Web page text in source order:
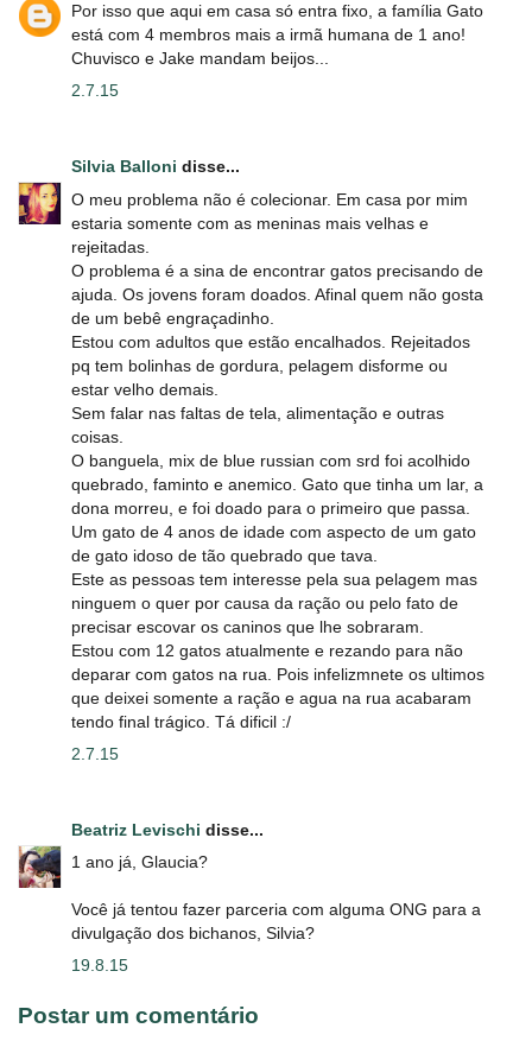
Por isso que aqui em casa só entra fixo, a família Gato
está com 4 membros mais a irmã humana de 1 ano!
Chuvisco e Jake mandam beijos...
2.7.15
Silvia Balloni disse...
O meu problema não é colecionar. Em casa por mim
estaria somente com as meninas mais velhas e
rejeitadas.
O problema é a sina de encontrar gatos precisando de
ajuda. Os jovens foram doados. Afinal quem não gosta
de um bebê engraçadinho.
Estou com adultos que estão encalhados. Rejeitados
pq tem bolinhas de gordura, pelagem disforme ou
estar velho demais.
Sem falar nas faltas de tela, alimentação e outras
coisas.
O banguela, mix de blue russian com srd foi acolhido
quebrado, faminto e anemico. Gato que tinha um lar, a
dona morreu, e foi doado para o primeiro que passa.
Um gato de 4 anos de idade com aspecto de um gato
de gato idoso de tão quebrado que tava.
Este as pessoas tem interesse pela sua pelagem mas
ninguem o quer por causa da ração ou pelo fato de
precisar escovar os caninos que lhe sobraram.
Estou com 12 gatos atualmente e rezando para não
deparar com gatos na rua. Pois infelizmnete os ultimos
que deixei somente a ração e agua na rua acabaram
tendo final trágico. Tá dificil :/
2.7.15
Beatriz Levischi disse...
1 ano já, Glaucia?
Você já tentou fazer parceria com alguma ONG para a
divulgação dos bichanos, Silvia?
19.8.15
Postar um comentário